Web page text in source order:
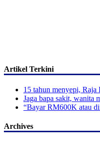
Artikel Terkini
15 tahun menyepi, Raja
Jaga bapa sakit, wanita
“Bayar RM600K atau
Archives